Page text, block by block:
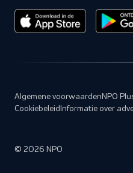
Algemene voorwaarden NPO
Cookiebeleid Informatie over
© 2026 NPO